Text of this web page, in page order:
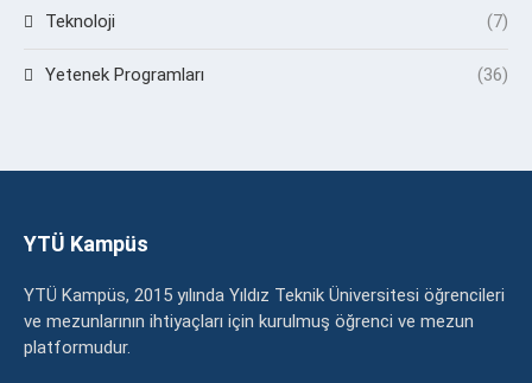
Teknoloji (7)
Yetenek Programları (36)
YTÜ Kampüs
YTÜ Kampüs, 2015 yılında Yıldız Teknik Üniversitesi öğrencileri
ve mezunlarının ihtiyaçları için kurulmuş öğrenci ve mezun
platformudur.